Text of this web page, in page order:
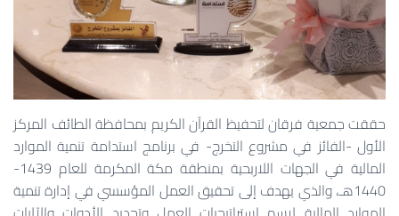
حققت جمعية فرقان لتحفيظ القرآن الكريم بمحافظة الطائف المركز
الأول -الفائز في مشروع التخرج- في برنامج استدامة تنمية الموارد
المالية في الجهات اللاربحية بمنطقة مكة المكرمة للعام 1439-
1440هـ، والذي يهدف إلى تحقيق العمل المؤسسي في إدارة تنمية